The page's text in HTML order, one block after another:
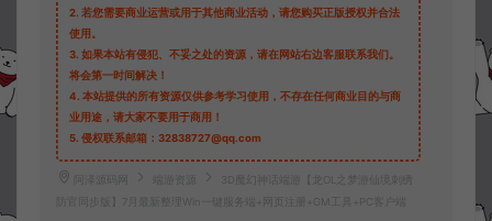
2. 若您需要商业运营或用于其他商业活动，请您购买正版授权并合法
使用。
3. 如果本站有侵犯、不妥之处的资源，请在网站右边客服联系我们。
将会第一时间解决！
4. 本站提供的所有资源仅供参考学习使用，不存在任何商业目的与商
业用途，请大家不要用于商用！
5. 侵权联系邮箱：32838727@qq.com
阿泽源码网 端游资源
3D魔幻神话端游【龙OL之梦游仙境刺绣
防官同步版】7月最新整理Win一键服务端+网页注册+GM工具+PC客户端